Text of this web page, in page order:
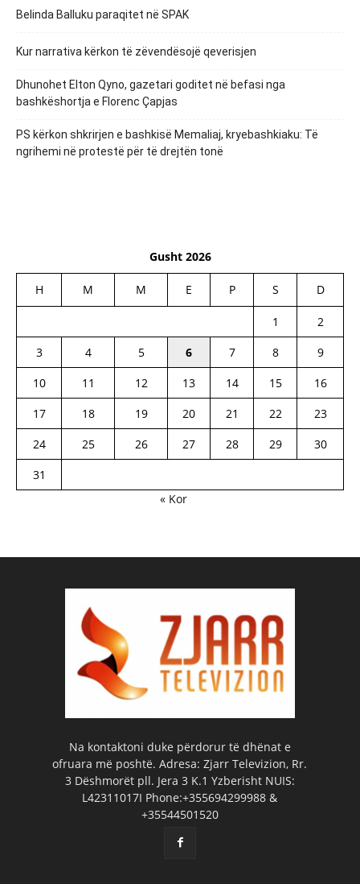
Belinda Balluku paraqitet në SPAK
Kur narrativa kërkon të zëvendësojë qeverisjen
Dhunohet Elton Qyno, gazetari goditet në befasi nga
bashkëshortja e Florenc Çapjas
PS kërkon shkrirjen e bashkisë Memaliaj, kryebashkiaku: Të
ngrihemi në protestë për të drejtën tonë
Gusht 2026
H M M E P S D
1
2
3
4 5 6 7 8
9
10
11 12 13 14 15
16
17
18 19 20 21 22
23
24
25 26 27 28 29
30
31
« Kor
Na kontaktoni duke përdorur të dhënat e
ofruara më poshtë. Adresa: Zjarr Televizion, Rr.
3 Dëshmorët pll. Jera 3 K.1 Yzberisht NUIS:
L42311017I Phone:+355694299988 &
+35544501520